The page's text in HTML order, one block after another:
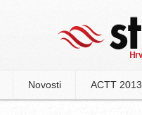
Novosti ACTT 2013.